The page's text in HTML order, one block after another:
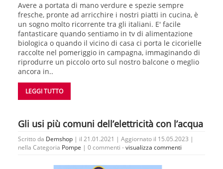
Avere a portata di mano verdure e spezie sempre
fresche, pronte ad arricchire i nostri piatti in cucina, è
un sogno molto ricorrente tra gli italiani. E' facile
fantasticare quando sentiamo in tv di alimentazione
biologica o quando il vicino di casa ci porta le cicorielle
raccolte nel pomeriggio in campagna, immaginando di
riprodurre un piccolo orto sul nostro balcone o meglio
ancora in..
LEGGI TUTTO
Gli usi più comuni dell’elettricità con l’acqua
Scritto da Demshop | il 21.01.2021 | Aggiornato il 15.05.2023 |
nella Categoria Pompe | 0 commenti -visualizza commenti